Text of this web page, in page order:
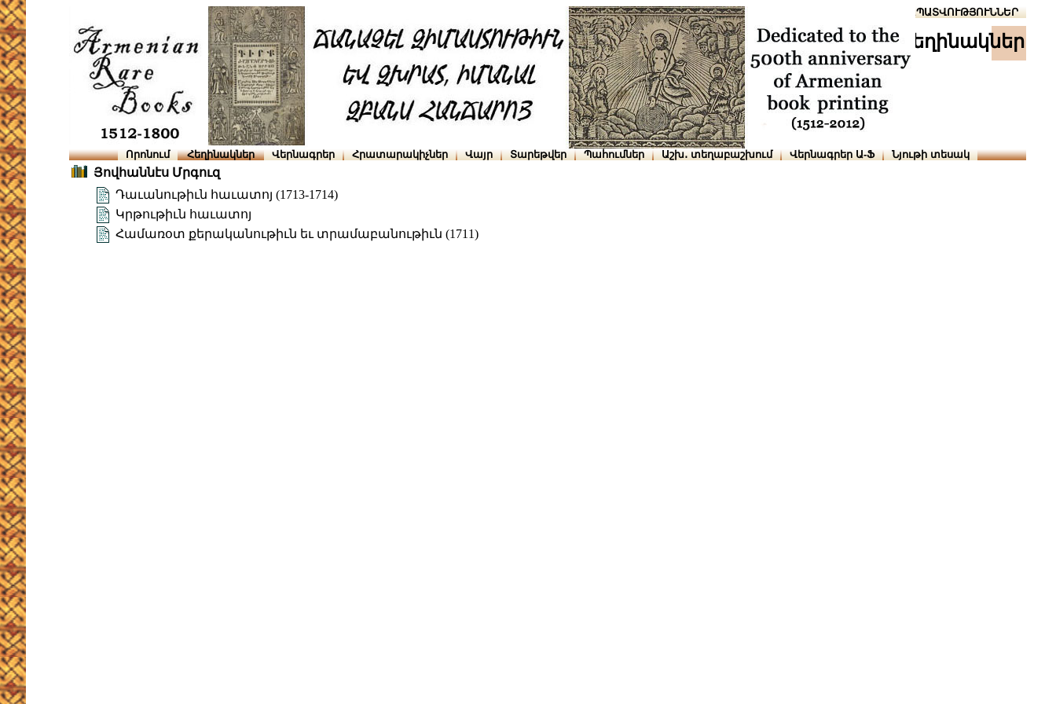
ՆԱԽԱՊԱՏՎՈՒԹՅՈՒՆՆԵՐ
հեղինակներ
Որոնում Հեղինակներ Վերնագրեր Հրատարակիչներ Վայր Տարեթվեր Պահումներ Աշխ․ տեղաբաշխում Վերնագրեր Ա-Ֆ Նյութի տեսակ
Յովհաննէս Մրգուզ
Դաւանութիւն հաւատոյ (1713-1714)
Կրթութիւն հաւատոյ
Համառօտ քերականութիւն եւ տրամաբանութիւն (1711)